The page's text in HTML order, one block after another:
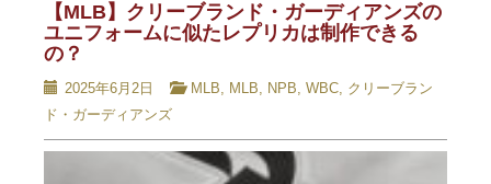
【MLB】クリーブランド・ガーディアンズの
ユニフォームに似たレプリカは制作できる
の？
2025年6月2日 MLB, MLB, NPB, WBC, クリーブラン
ド・ガーディアンズ